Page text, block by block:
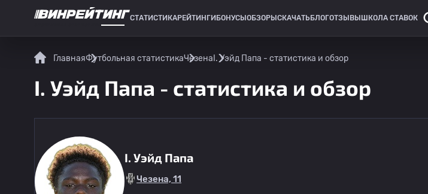
СТАТИСТИКАРЕЙТИНГИ БОНУСЫ ОБЗОРЫ СКАЧАТЬ БЛОГОТЗЫВЫ ШКОЛА СТАВОК
ГлавнаяФутбольная статистикаЧезена I. Уэйд Папа - статистика и обзор
I. Уэйд Папа - статистика и обзор
I. Уэйд Папа
Чезена, 11